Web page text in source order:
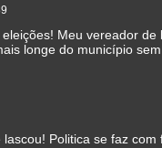
Meu vereador
longe do município
Politica se faz